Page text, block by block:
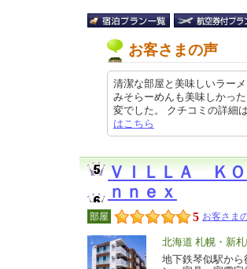
お客さまの声
清潔な部屋と美味しいラー
みそらーめんも美味しかっ
変でした。 クチコミの詳
はこちら
ＶＩＬＬＡ Ｋ
ｎｎｅｘ
部屋 5 お客さま
エ
リ
北海道 札幌・新
特
地下鉄琴似駅か